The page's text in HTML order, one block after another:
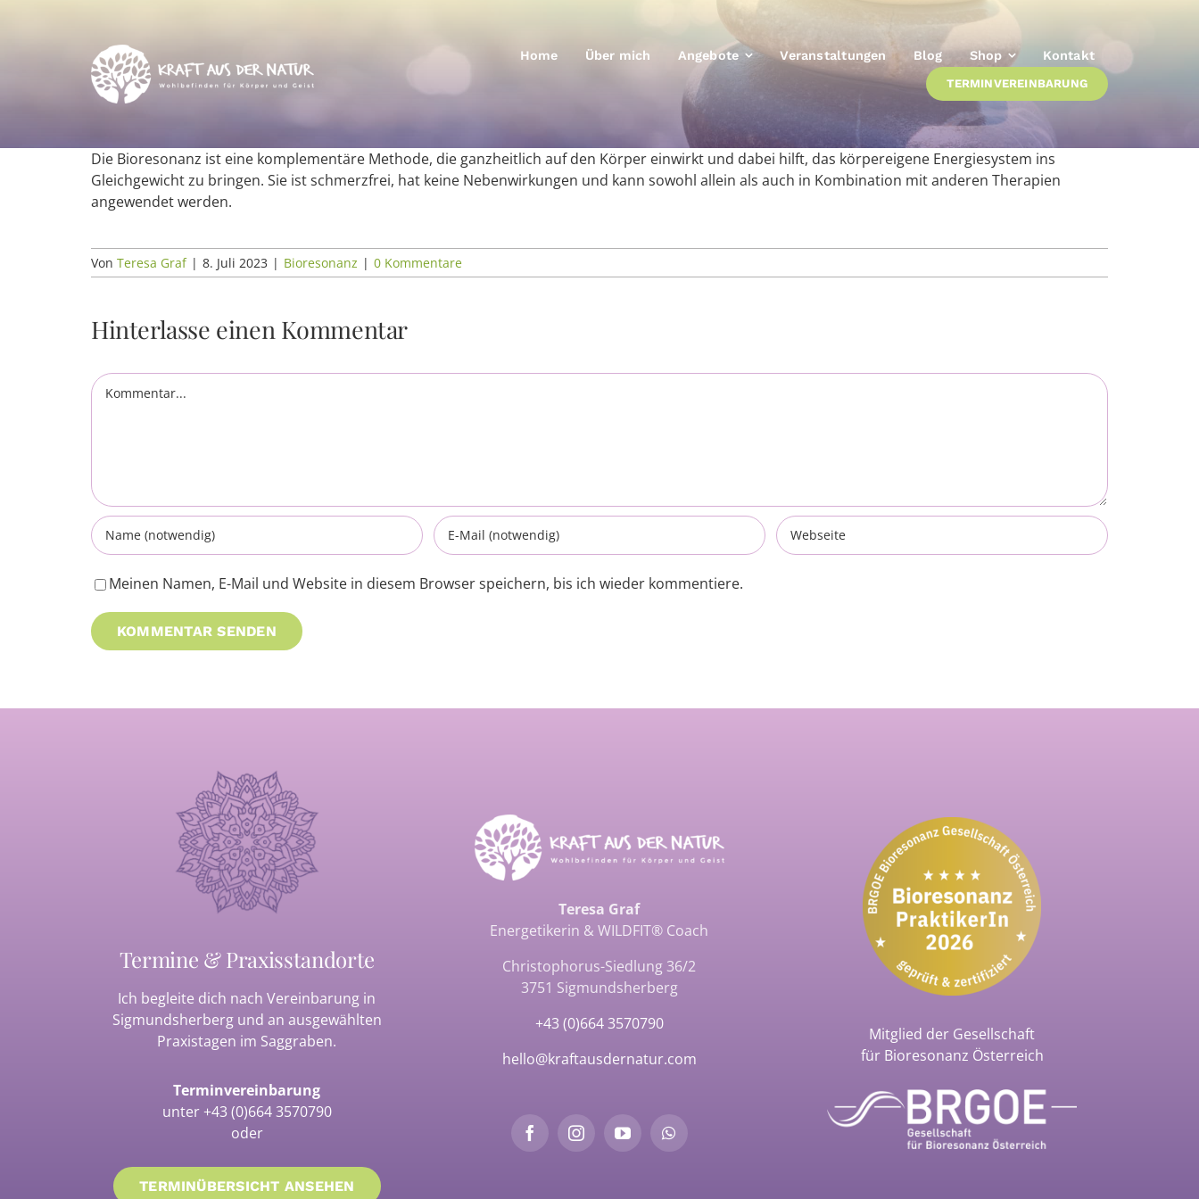
Home Über mich Angebote Veranstaltungen Blog Shop Kontakt
TERMINVEREINBARUNG
Die Bioresonanz ist eine komplementäre Methode, die ganzheitlich auf den Körper einwirkt und dabei hilft, das körpereigene Energiesystem ins
Gleichgewicht zu bringen. Sie ist schmerzfrei, hat keine Nebenwirkungen und kann sowohl allein als auch in Kombination mit anderen Therapien
angewendet werden.
Von Teresa Graf | 8. Juli 2023 | Bioresonanz | 0 Kommentare
Hinterlasse einen Kommentar
Kommentar
Meinen Namen, E-Mail und Website in diesem Browser speichern, bis ich wieder kommentiere.
Termine & Praxisstandorte
Ich begleite dich nach Vereinbarung in
Sigmundsherberg und an ausgewählten
Praxistagen im Saggraben.
Terminvereinbarung
unter+43 (0)664 3570790
oder
TERMINÜBERSICHT ANSEHEN
Teresa Graf
Energetikerin & WILDFIT® Coach
Christophorus-Siedlung 36/2
3751 Sigmundsherberg
+43 (0)664 3570790
hello@kraftausdernatur.com
Mitglied der Gesellschaft
für Bioresonanz Österreich